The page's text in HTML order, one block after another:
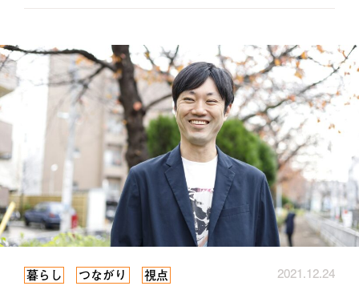
暮らし つながり 視点
2021.12.24